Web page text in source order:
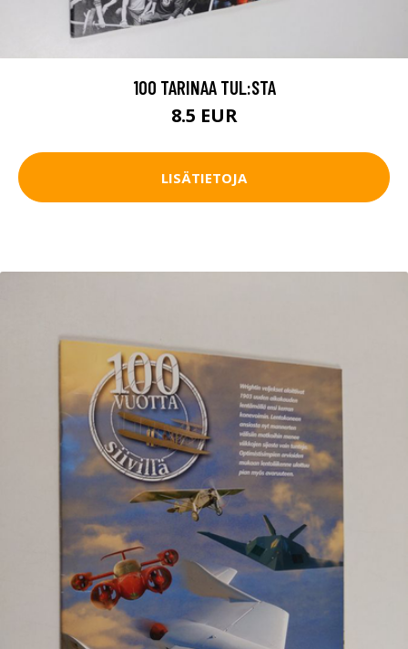
100 TARINAA TUL:STA
8.5 EUR
LISÄTIETOJA